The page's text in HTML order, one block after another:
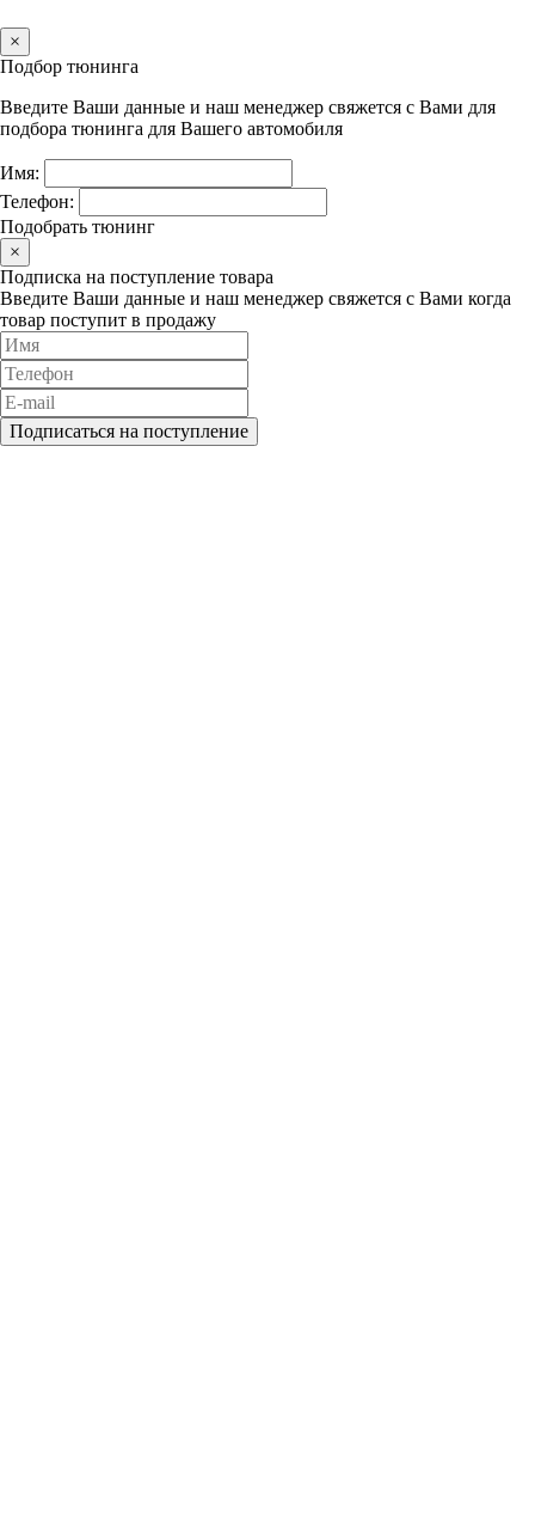
×
Подбор тюнинга
Введите Ваши данные и наш менеджер свяжется с Вами для
подбора тюнинга для Вашего автомобиля
Имя:
Телефон:
Подобрать тюнинг
×
Подписка на поступление товара
Введите Ваши данные и наш менеджер свяжется с Вами когда
товар поступит в продажу